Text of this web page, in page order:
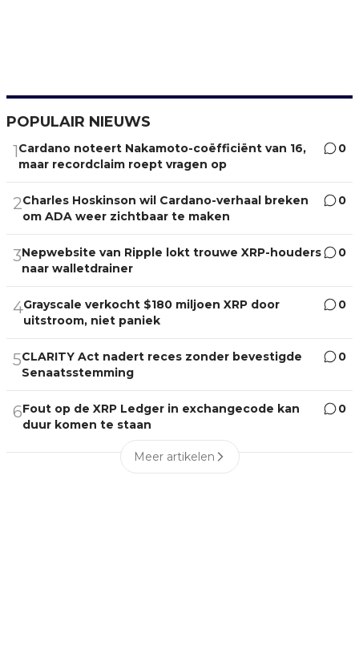
POPULAIR NIEUWS
1Cardano noteert Nakamoto-coëfficiënt van 16,
maar recordclaim roept vragen op
0
2Charles Hoskinson wil Cardano-verhaal breken
om ADA weer zichtbaar te maken
0
3Nepwebsite van Ripple lokt trouwe XRP-houders
naar walletdrainer
0
4Grayscale verkocht $180 miljoen XRP door
uitstroom, niet paniek
0
5CLARITY Act nadert reces zonder bevestigde
Senaatsstemming
0
6Fout op de XRP Ledger in exchangecode kan
duur komen te staan
0
Meer artikelen